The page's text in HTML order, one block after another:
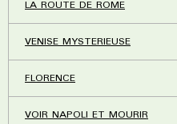
LA ROUTE DE ROME
VENISE MYSTERIEUSE
FLORENCE
VOIR NAPOLI ET MOURIR